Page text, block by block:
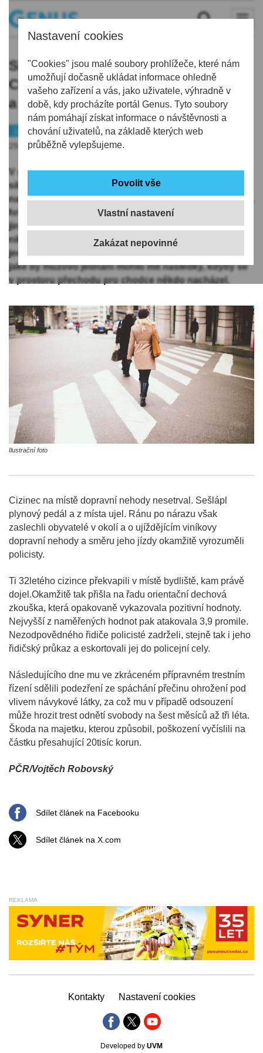
Nastavení cookies
"Cookies" jsou malé soubory prohlížeče, které nám
umožňují dočasně ukládat informace ohledně
vašeho zařízení a vás, jako uživatele, výhradně v
době, kdy procházíte portál Genus. Tyto soubory
nám pomáhají získat informace o návštěvnosti a
chování uživatelů, na základě kterých web
průběžně vylepšujeme.
Vlastní nastavení
Silně opilý cizinec havaroval v
Chrastavě na přechodu pro chodce
a od nehody ujel
29.08.2019 | 5:56
V neděli 25. srpna se krátce před 17. hodinou vydal na
silnici 32letý cizinec. Za volantem svého vozu si to
namířil do centra Chrastavy. S hladinou alkoholu v krvi,
hraničící s těžkou otravou, to nemohlo dopadnout
jinak, než dopravní nehodou. Naštěstí při ní nebyl
nikdo zraněn a došlo „jen“ k poškození zábradlí u
jednoho z přechodů pro chodce. Netřeba domýšlet,
jaké by mužovo jednání mohlo mít následky, kdyby se
v prostoru přechodu pro chodce někdo nacházel.
Ilustrační foto
Cizinec na místě dopravní nehody nesetrval. Sešlápl
plynový pedál a z místa ujel. Ránu po nárazu však
zaslechli obyvatelé v okolí a o ujíždějícím viníkovy
dopravní nehody a směru jeho jízdy okamžitě vyrozuměli
policisty.
Ti 32letého cizince překvapili v místě bydliště, kam právě
dojel.Okamžitě tak přišla na řadu orientační dechová
zkouška, která opakovaně vykazovala pozitivní hodnoty.
Nejvyšší z naměřených hodnot pak atakovala 3,9 promile.
Nezodpovědného řidiče policisté zadrželi, stejně tak i jeho
řidičský průkaz a eskortovali jej do policejní cely.
Následujícího dne mu ve zkráceném přípravném trestním
řízení sdělili podezření ze spáchání přečinu ohrožení pod
vlivem návykové látky, za což mu v případě odsouzení
může hrozit trest odnětí svobody na šest měsíců až tři léta.
Škoda na majetku, kterou způsobil, poškození vyčíslili na
částku přesahující 20tisíc korun.
PČR/Vojtěch Robovský
Sdílet článek na Facebooku
Sdílet článek na X.com
REKLAMA
Kontakty Nastavení cookies
Developed by UVM